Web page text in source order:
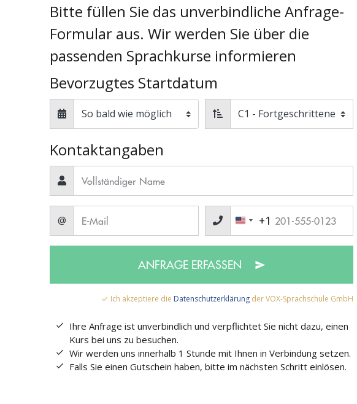
Bitte füllen Sie das unverbindliche Anfrage-
Formular aus. Wir werden Sie über die
passenden Sprachkurse informieren
Bevorzugtes Startdatum
Kontaktangaben
@ +1
ANFRAGE ERFASSEN
Ich akzeptiere die Datenschutzerklärung der VOX-Sprachschule GmbH
Ihre Anfrage ist unverbindlich und verpflichtet Sie nicht dazu, einen
Kurs bei uns zu besuchen.
Wir werden uns innerhalb 1 Stunde mit Ihnen in Verbindung setzen.
Falls Sie einen Gutschein haben, bitte im nächsten Schritt einlösen.